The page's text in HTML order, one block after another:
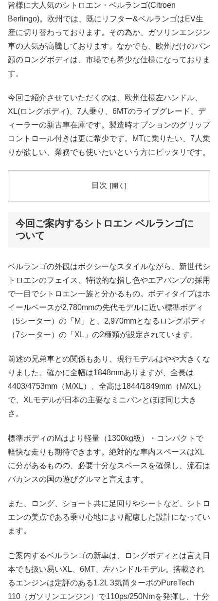
皆様に大人気のシトロエン・ベルランゴ(Citroen
Berlingo)。欧州では、既にリフター&ベルランゴはEV生
産に切り替わっております。その為か、ガソリンエンジン
車の人気が高騰しております。なかでも、欧州だけのバン
顔のロングボディは、市場でも希少な仕様になっておりま
す。
今回ご紹介させていただくのは、欧州仕様左ハンドル、
XL(ロングボディ)、7人乗り、6MTのライブグレード、デ
ィーラーの新古車在庫です。製造時オプションのグリップ
コントロール付きは更に希少です。MTに乗りたい、7人乗
りが欲しい、業務でも使いたいという方にピッタリです。
目次
今回ご案内するシトロエン ベルランゴに
ついて
ベルランゴの外観はボクシーなスタイルながら、新世代シ
トロエンのフェイス、特徴的な指し色やエアバンプの採用
で一目でシトロエン一族と分かるもの。ボディタイプはホ
イールベースが2,780mmの先代モデルに近い標準ボディ
（5シーター）の「M」と、2,970mmとなるロングボディ
（7シーター）の「XL」の2種類が設定されています。
前述の兄弟車との関係もあり、現行モデルはやや大きくな
りました。確かに全幅は1848mmありますが、全長は
4403/4753mm（M/XL）、全高は1844/1849mm（M/XL）
で、XLモデルが日本の主要なミニバンとほぼ同じ大き
さ。
標準ボディのMはより軽量（1300kg級）・コンパクトで
軽快な走りも期待できます。絶対的な車内スペースはXL
に分があるものの、必要十分なスペースを確保し、流石は
バカンスの国の遊びグルマと言えます。
また、ロング、ショート共に足回りやシートなど、シトロ
エンの美点である乗り心地により配慮した設計になってい
ます。
ご案内するベルランゴの新車は、ロングボディとは言え日
本でも扱い易いXL、6MT、左ハンドルモデル。搭載され
るエンジンは定評のある1.2L 3気筒ターボのPureTech
110（ガソリンエンジン）で110ps/250Nmを発揮し、十分